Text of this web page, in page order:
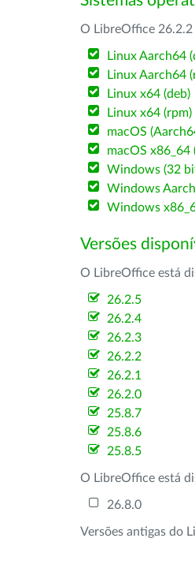
O LibreOffice 26.2.2
Linux Aarch64
Linux Aarch64
Linux x64 (deb)
Linux x64 (rpm)
macOS
macOS x86_64
Windows (32
Windows
Windows
Versões
O LibreOffice está
26.2.5
26.2.4
26.2.3
26.2.2
26.2.1
26.2.0
25.8.7
25.8.6
25.8.5
O LibreOffice está
26.8.0
Versões antigas do